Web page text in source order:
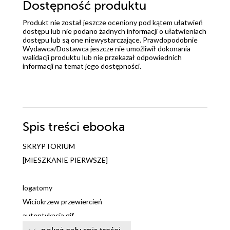
Dostępność produktu
Produkt nie został jeszcze oceniony pod kątem ułatwień
dostępu lub nie podano żadnych informacji o ułatwieniach
dostępu lub są one niewystarczające. Prawdopodobnie
Wydawca/Dostawca jeszcze nie umożliwił dokonania
walidacji produktu lub nie przekazał odpowiednich
informacji na temat jego dostępności.
Spis treści ebooka
SKRYPTORIUM
[MIESZKANIE PIERWSZE]
logatomy
Wiciokrzew przewiercień
autentykacja.gif